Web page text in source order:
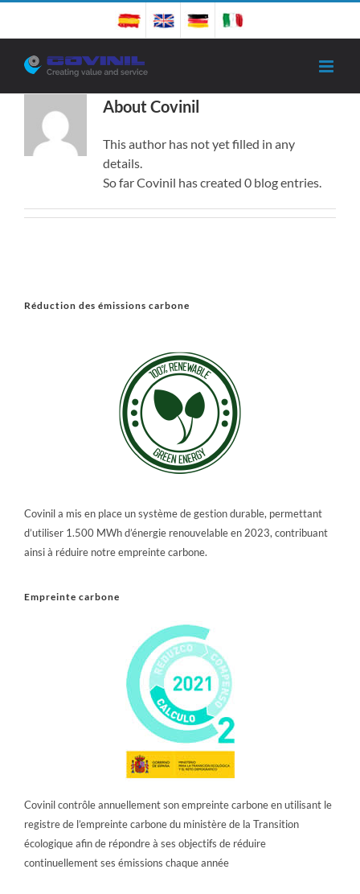
About Covinil
This author has not yet filled in any
details.
So far Covinil has created 0 blog entries.
Réduction des émissions carbone
Covinil a mis en place un système de gestion durable, permettant
d’utiliser 1.500 MWh d’énergie renouvelable en 2023, contribuant
ainsi à réduire notre empreinte carbone.
Empreinte carbone
Covinil contrôle annuellement son empreinte carbone en utilisant le
registre de l’empreinte carbone du ministère de la Transition
écologique afin de répondre à ses objectifs de réduire
continuellement ses émissions chaque année